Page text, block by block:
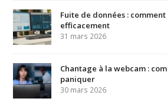
Fuite de données :
efficacement
31 mars 2026
Chantage à la webcam :
paniquer
30 mars 2026